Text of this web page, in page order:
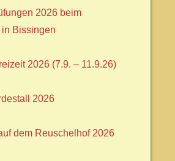
2026 beim
Bissingen
2026 (7.9. – 11.9.26)
2026
dem Reuschelhof 2026